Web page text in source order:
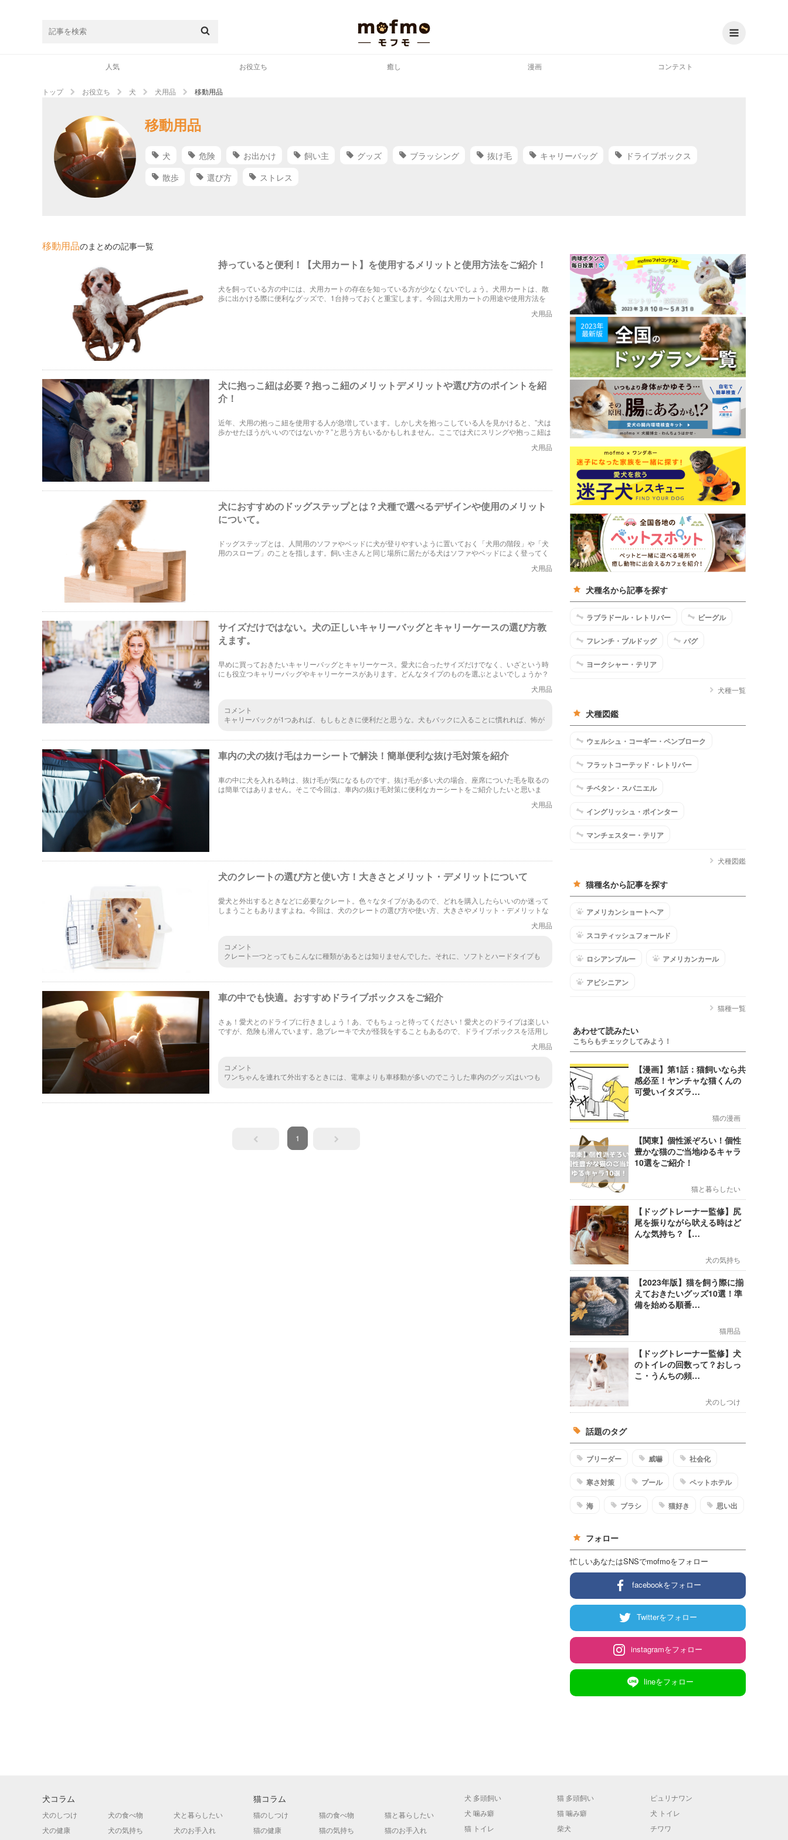
人気 お役立ち 癒し 漫画 コンテスト
トップ お役立ち 犬 犬用品 移動用品
移動用品
犬 危険 お出かけ 飼い主 グッズ ブラッシング 抜け毛 キャリーバッグ
ドライブボックス
散歩
選び方 ストレス
移動用品のまとめの記事一覧
持っていると便利！【犬用カート】を使用するメリットと使用方法をご紹介！
犬を飼っている方の中には、犬用カートの存在を知っている方が少なくないでしょう。犬用カートは、散
歩に出かける際に便利なグッズで、1台持っておくと重宝します。今回は犬用カートの用途や使用方法を
犬用品
犬に抱っこ紐は必要？抱っこ紐のメリットデメリットや選び方のポイントを紹
介！
近年、犬用の抱っこ紐を使用する人が急増しています。しかし犬を抱っこしている人を見かけると、”犬は
歩かせたほうがいいのではないか？”と思う方もいるかもしれません。ここでは犬にスリングや抱っこ紐は
犬用品
犬におすすめのドッグステップとは？犬種で選べるデザインや使用のメリット
について。
ドッグステップとは、人間用のソファやベッドに犬が登りやすいように置いておく「犬用の階段」や「犬
用のスロープ」のことを指します。飼い主さんと同じ場所に居たがる犬はソファやベッドによく登ってく
犬用品
サイズだけではない。犬の正しいキャリーバッグとキャリーケースの選び方教
えます。
早めに買っておきたいキャリーバッグとキャリーケース。愛犬に合ったサイズだけでなく、いざという時
にも役立つキャリーバッグやキャリーケースがあります。どんなタイプのものを選ぶとよいでしょうか？
犬用品
コメント
キャリーバックが1つあれば、もしもときに便利だと思うな。犬もバックに入ることに慣れれば、怖が
で、サイズも確認して買うといいと思うな。
車内の犬の抜け毛はカーシートで解決！簡単便利な抜け毛対策を紹介
車の中に犬を入れる時は、抜け毛が気になるものです。抜け毛が多い犬の場合、座席についた毛を取るの
は簡単ではありません。そこで今回は、車内の抜け毛対策に便利なカーシートをご紹介したいと思いま
犬用品
犬のクレートの選び方と使い方！大きさとメリット・デメリットについて
愛犬と外出するときなどに必要なクレート。色々なタイプがあるので、どれを購入したらいいのか迷って
しまうこともありますよね。今回は、犬のクレートの選び方や使い方、大きさやメリット・デメリットな
犬用品
コメント
クレート一つとってもこんなに種類があるとは知りませんでした。それに、ソフトとハードタイプも
車の中でも快適。おすすめドライブボックスをご紹介
さぁ！愛犬とのドライブに行きましょう！あ、でもちょっと待ってください！愛犬とのドライブは楽しい
ですが、危険も潜んでいます。急ブレーキで犬が怪我をすることもあるので、ドライブボックスを活用し
犬用品
コメント
ワンちゃんを連れて外出するときには、電車よりも車移動が多いのでこうした車内のグッズはいつも
1
犬種名から記事を探す
ラブラドール・レトリバー ビーグル
フレンチ・ブルドッグ パグ
ヨークシャー・テリア
犬種一覧
犬種図鑑
ウェルシュ・コーギー・ペンブローク
フラットコーテッド・レトリバー
チベタン・スパニエル
イングリッシュ・ポインター
マンチェスター・テリア
犬種図鑑
猫種名から記事を探す
アメリカンショートヘア
スコティッシュフォールド
ロシアンブルー アメリカンカール
アビシニアン
猫種一覧
あわせて読みたい
こちらもチェックしてみよう！
【漫画】第1話：猫飼いなら共
感必至！ヤンチャな猫くんの
可愛いイタズラ…
猫の漫画
【関東】個性派ぞろい！個性
豊かな猫のご当地ゆるキャラ
10選をご紹介！
猫と暮らしたい
【ドッグトレーナー監修】尻
尾を振りながら吠える時はど
んな気持ち？【…
犬の気持ち
【2023年版】猫を飼う際に揃
えておきたいグッズ10選！準
備を始める順番…
猫用品
【ドッグトレーナー監修】犬
のトイレの回数って？おしっ
こ・うんちの頻…
犬のしつけ
話題のタグ
ブリーダー 威嚇 社会化
寒さ対策 プール ペットホテル
海 ブラシ 猫好き 思い出
フォロー
忙しいあなたはSNSでmofmoをフォロー
facebookをフォロー
Twitterをフォロー
instagramをフォロー
lineをフォロー
犬コラム
犬のしつけ 犬の食べ物
犬と暮らしたい
犬の健康
犬の気持ち
犬のお手入れ
猫コラム
猫のしつけ 猫の食べ物
猫と暮らしたい
猫の健康
猫の気持ち
猫のお手入れ
犬 多頭飼い 猫 多頭飼い
ピュリナワン
犬 噛み癖
猫 噛み癖
犬 トイレ
猫 トイレ
柴犬
チワワ